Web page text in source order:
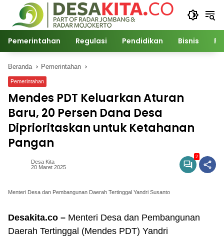
Langsung
konten
Pemerintahan Regulasi Pendidikan Bisnis
Beranda Pemerintahan
Pemerintahan
Mendes PDT Keluarkan Aturan
Baru, 20 Persen Dana Desa
Diprioritaskan untuk Ketahanan
Pangan
Desa Kita
20 Maret 2025
2
Menteri Desa dan Pembangunan Daerah Tertinggal Yandri Susanto
Desakita.co – Menteri Desa dan Pembangunan
Daerah Tertinggal (Mendes PDT) Yandri